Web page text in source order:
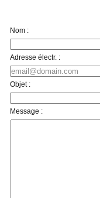
Nom :
Adresse électr. :
Objet :
Message :